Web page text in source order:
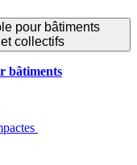
pour bâtiments
collectifs
bâtiments